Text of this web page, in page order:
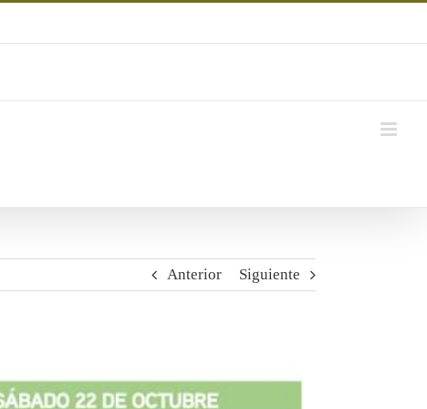
Anterior Siguiente